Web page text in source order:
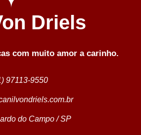
Driels
com muito amor a carinho.
97113-9550
do Campo / SP